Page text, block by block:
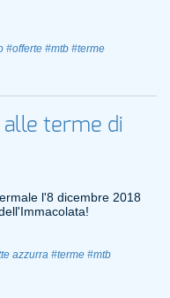
#offerte #mtb #terme
alle terme di
l'8 dicembre 2018
azzurra #terme #mtb